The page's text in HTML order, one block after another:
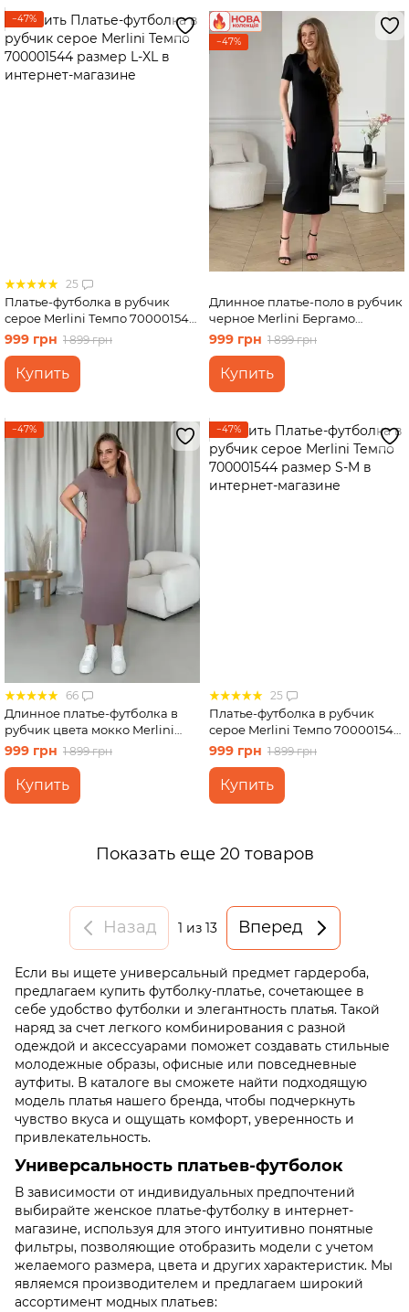
−47%
25
Платье-футболка в рубчик
серое Merlini Темпо 700001544
размер L-XL
999 грн 1 899 грн
Купить
−47%
Длинное платье-поло в рубчик
черное Merlini Бергамо
700002241 размер 2XL-3XL
999 грн 1 899 грн
Купить
−47%
66
Длинное платье-футболка в
рубчик цвета мокко Merlini
Кассо 700000124 размер 46-48
999 грн 1 899 грн
Купить
−47%
25
Платье-футболка в рубчик
серое Merlini Темпо 700001544
размер S-M
999 грн 1 899 грн
Купить
Показать еще 20 товаров
Назад 1 из 13 Вперед
Если вы ищете универсальный предмет гардероба,
предлагаем купить футболку-платье, сочетающее в
себе удобство футболки и элегантность платья. Такой
наряд за счет легкого комбинирования с разной
одеждой и аксессуарами поможет создавать стильные
молодежные образы, офисные или повседневные
аутфиты. В каталоге вы сможете найти подходящую
модель платья нашего бренда, чтобы подчеркнуть
чувство вкуса и ощущать комфорт, уверенность и
привлекательность.
Универсальность платьев-футболок
В зависимости от индивидуальных предпочтений
выбирайте женское платье-футболку в интернет-
магазине, используя для этого интуитивно понятные
фильтры, позволяющие отобразить модели с учетом
желаемого размера, цвета и других характеристик. Мы
являемся производителем и предлагаем широкий
ассортимент модных платьев: